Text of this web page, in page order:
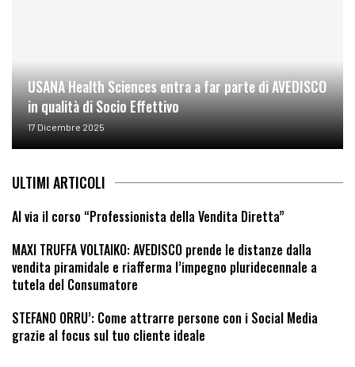
USANA Health Sciences entra a far parte di AVEDISCO
in qualità di Socio Effettivo
17 Dicembre 2025
ULTIMI ARTICOLI
Al via il corso “Professionista della Vendita Diretta”
MAXI TRUFFA VOLTAIKO: AVEDISCO prende le distanze dalla
vendita piramidale e riafferma l’impegno pluridecennale a
tutela del Consumatore
STEFANO ORRU’: Come attrarre persone con i Social Media
grazie al focus sul tuo cliente ideale